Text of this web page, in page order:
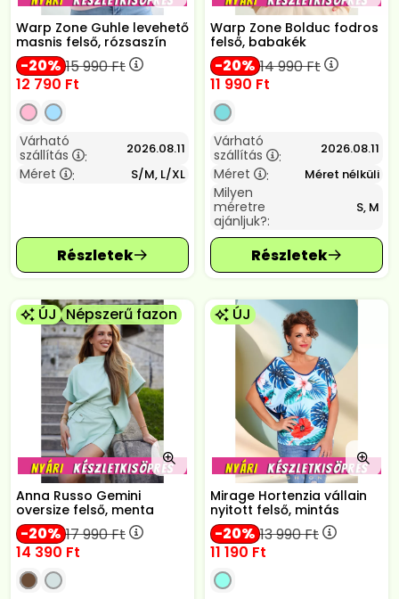
Warp Zone Guhle levehető
masnis felső, rózsaszín
20 15 990Ft
12 790 Ft
Várható
szállítás
: 2026.08.11
Méret : S/M, L/XL
Warp Zone Bolduc fodros
felső, babakék
20 14 990Ft
11 990 Ft
Várható
szállítás
: 2026.08.11
Méret : Méret nélküli
Milyen
méretre
ajánljuk?:
S, M
ÚJ Népszerű fazon
Anna Russo Gemini
oversize felső, menta
20 17 990Ft
14 390 Ft
ÚJ
Mirage Hortenzia vállain
nyitott felső, mintás
20 13 990Ft
11 190 Ft